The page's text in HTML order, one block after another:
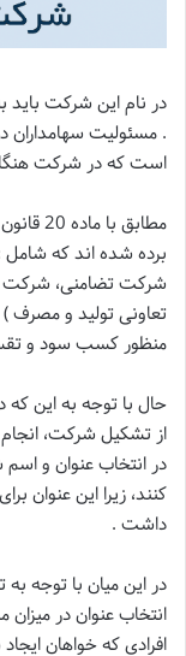
در نام این شرکت
. مسئولیت
است که در شرکت
مطابق
برده شده اند که
شرکت تضامنی،
تعاونی تولید و مصرف
منظور کسب سود و
حال با توجه به این
از تشکیل شرکت،
در انتخاب عنوان و
کنند، زیرا این عنوان
داشت .
در این میان با توجه
انتخاب عنوان در
افرادی که خواهان